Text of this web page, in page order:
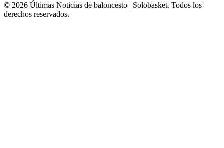
© 2026 Últimas Noticias de baloncesto | Solobasket. Todos los
derechos reservados.